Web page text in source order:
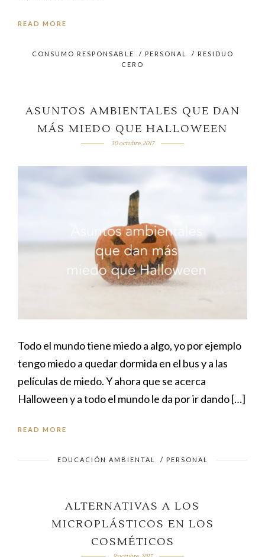
READ MORE
CONSUMO RESPONSABLE / PERSONAL / RESIDUO
CERO
ASUNTOS AMBIENTALES QUE DAN
MÁS MIEDO QUE HALLOWEEN
30 octubre, 2017
Todo el mundo tiene miedo a algo, yo por ejemplo
tengo miedo a quedar dormida en el bus y a las
películas de miedo. Y ahora que se acerca
Halloween y a todo el mundo le da por ir dando […]
READ MORE
EDUCACIÓN AMBIENTAL / PERSONAL
ALTERNATIVAS A LOS
MICROPLÁSTICOS EN LOS
COSMÉTICOS